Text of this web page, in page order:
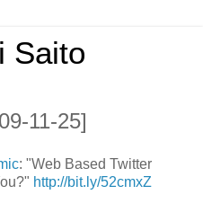
Saito
11-25]
: "Web Based Twitter
http://bit.ly/52cmxZ